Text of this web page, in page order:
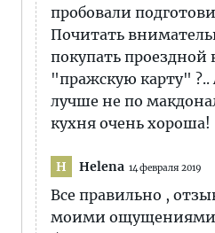
пробовали
Почитать
покупать проездной
"пражскую карту" ?..
лучше не по
кухня очень хороша!
H Helena 14 февраля 2019
Все правильно ,
моими ощущениями.